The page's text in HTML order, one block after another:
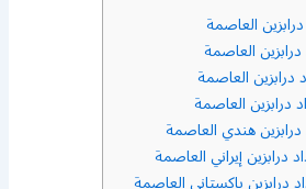
العاصمة
العاصمة
درابزين العاصمة
درابزين العاصمة
هندي العاصمة
إيراني العاصمة